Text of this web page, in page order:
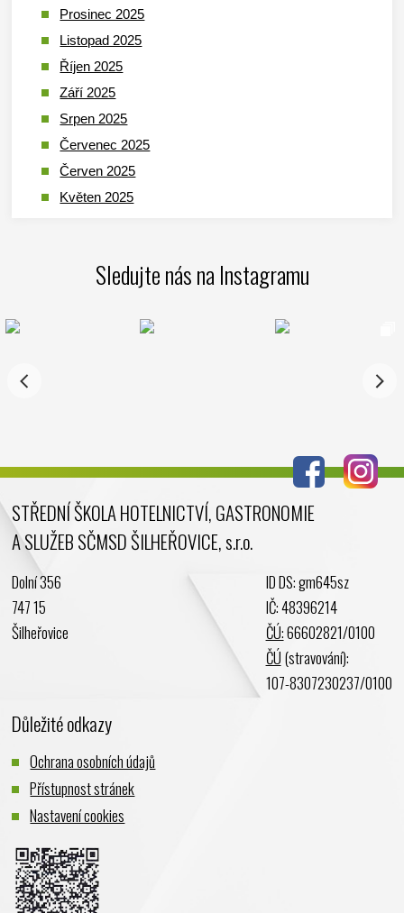
Prosinec 2025
Listopad 2025
Říjen 2025
Září 2025
Srpen 2025
Červenec 2025
Červen 2025
Květen 2025
Leden 2025
Listopad 2024
Duben 2024
Březen 2024
Leden 2024
Listopad 2023
Srpen 2023
Červen 2023
Květen 2023
Duben 2023
Březen 2023
Únor 2023
Leden 2023
Sledujte nás na Instagramu
STŘEDNÍ ŠKOLA HOTELNICTVÍ, GASTRONOMIE
A SLUŽEB SČMSD ŠILHEŘOVICE, s.r.o.
Dolní 356
747 15
Šilheřovice
ID DS: gm645sz
IČ: 48396214
ČÚ:66602821/0100
ČÚ (stravování):
107-8307230237/0100
Důležité odkazy
Ochrana osobních údajů
Přístupnost stránek
Nastavení cookies